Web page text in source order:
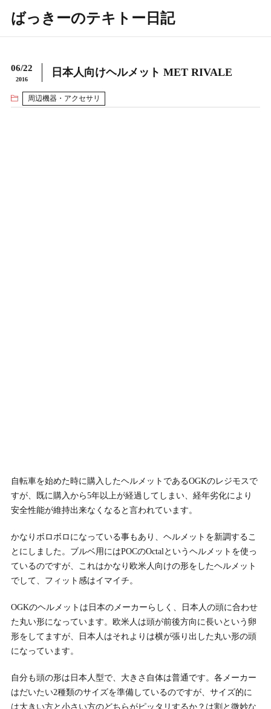
ばっきーのテキトー日記
06/22
2016
日本人向けヘルメット MET RIVALE
周辺機器・アクセサリ
自転車を始めた時に購入したヘルメットであるOGKのレジモスで
すが、既に購入から5年以上が経過してしまい、経年劣化により
安全性能が維持出来なくなると言われています。
かなりボロボロになっている事もあり、ヘルメットを新調するこ
とにしました。ブルベ用にはPOCのOctalというヘルメットを使っ
ているのですが、これはかなり欧米人向けの形をしたヘルメット
でして、フィット感はイマイチ。
OGKのヘルメットは日本のメーカーらしく、日本人の頭に合わせ
た丸い形になっています。欧米人は頭が前後方向に長いという卵
形をしてますが、日本人はそれよりは横が張り出した丸い形の頭
になっています。
自分も頭の形は日本人型で、大きさ自体は普通です。各メーカー
はだいたい2種類のサイズを準備しているのですが、サイズ的に
は大きい方と小さい方のどちらがピッタリするか？は割と微妙な